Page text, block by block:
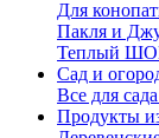
Для
Пакля и
Теплый
Сад и
Все для
Продукты